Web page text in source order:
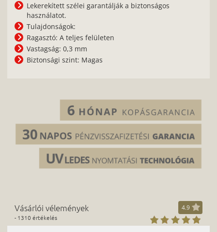
Lekerekített szélei garantálják a biztonságos
használatot.
Tulajdonságok:
Ragasztó: A teljes felületen
Vastagság: 0,3 mm
Biztonsági szint: Magas
Vásárlói vélemények
- 1310 értékelés
4.9